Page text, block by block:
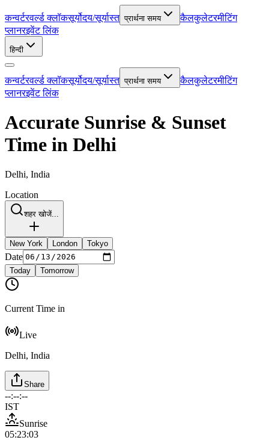
कन्वर्टरवर्ल्ड क्लॉकसूर्योदय/सूर्यास्त प्रार्थना समय कैलकुलेटरमीटिंग
प्लानरइवेंट लिंक
हिन्दी
कन्वर्टरवर्ल्ड क्लॉकसूर्योदय/सूर्यास्त प्रार्थना समय कैलकुलेटरमीटिंग
प्लानरइवेंट लिंक
Accurate Sunrise & Sunset
Time in Delhi
Delhi, India
Location
शहर खोजें...
New York London Tokyo
Date
Today Tomorrow
Current Time in
Live
Delhi, India
Share
--:--:--
IST
Sunrise
05:23:03